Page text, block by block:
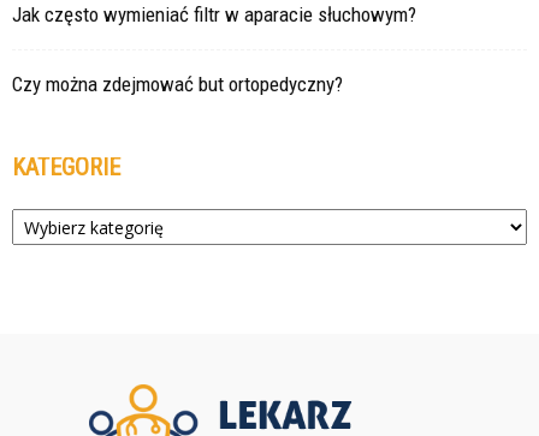
Jak często wymieniać filtr w aparacie słuchowym?
Czy można zdejmować but ortopedyczny?
KATEGORIE
Kategorie